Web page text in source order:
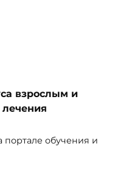
взрослым и
портале обучения и